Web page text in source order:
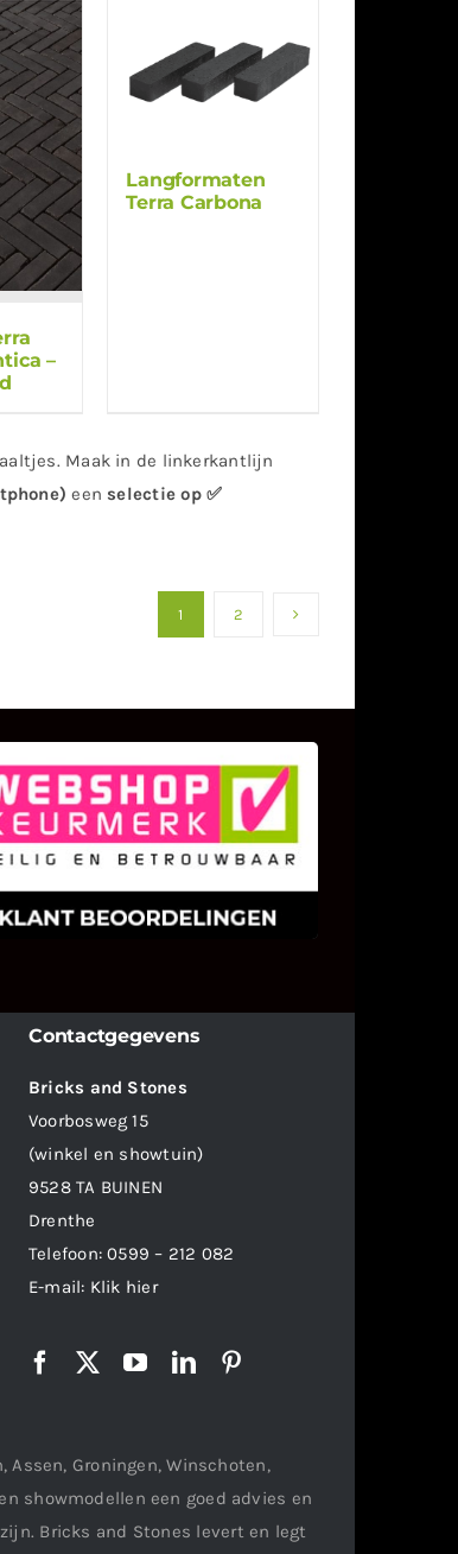
–
Langformaten
Terra Carbona
Maak in de linkerkantlijn
een selectie op ✅
1 2
KLANT BEOORDELINGEN
We zijn er zeer op gesteld om te
wat u als klant van ons en
onze diensten vindt.
Contactgegevens
Bricks and Stones
Voorbosweg 15
(winkel en showtuin)
9528 TA BUINEN
Drenthe
Telefoon:0599 – 212 082
E-mail: Klik hier
Groningen, Winschoten,
showmodellen een goed advies en
Bricks and Stones levert en legt